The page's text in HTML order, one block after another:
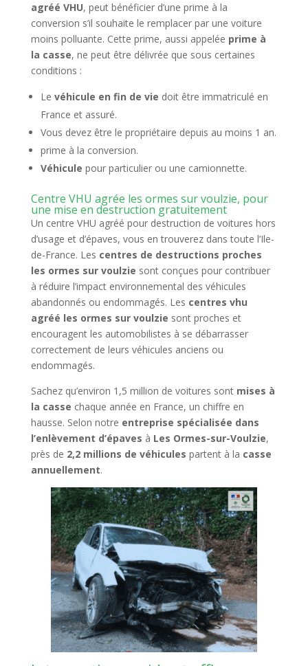
agréé VHU, peut bénéficier d’une prime à la
conversion s’il souhaite le remplacer par une voiture
moins polluante. Cette prime, aussi appelée prime à
la casse, ne peut être délivrée que sous certaines
conditions :
Le véhicule en fin de vie doit être immatriculé en
France et assuré.
Vous devez être le propriétaire depuis au moins 1 an.
prime à la conversion.
Véhicule pour particulier ou une camionnette.
Centre VHU agrée les ormes sur voulzie, pour
une mise en destruction gratuitement
Un centre VHU agréé pour destruction de voitures hors
d’usage et d’épaves, vous en trouverez dans toute l’Ile-
de-France. Les centres de destructions proches
les ormes sur voulzie sont conçues pour contribuer
à réduire l’impact environnemental des véhicules
abandonnés ou endommagés. Les centres vhu
agréé les ormes sur voulzie sont proches et
encouragent les automobilistes à se débarrasser
correctement de leurs véhicules anciens ou
endommagés.
Sachez qu’environ 1,5 million de voitures sont mises à
la casse chaque année en France, un chiffre en
hausse. Selon notre entreprise spécialisée dans
l’enlèvement d’épaves à Les Ormes-sur-Voulzie,
près de 2,2 millions de véhicules partent à la casse
annuellement.